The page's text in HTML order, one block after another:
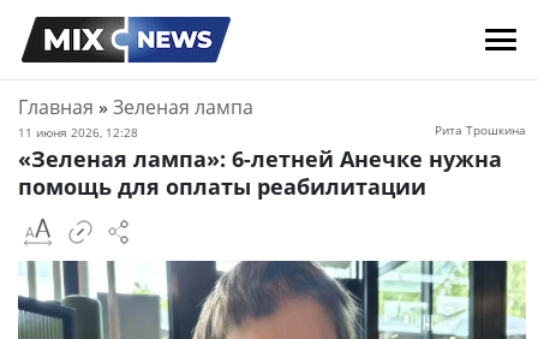
Главная » Зеленая лампа
11 июня 2026, 12:28 Рита Трошкина
«Зеленая лампа»: 6-летней Анечке нужна
помощь для оплаты реабилитации